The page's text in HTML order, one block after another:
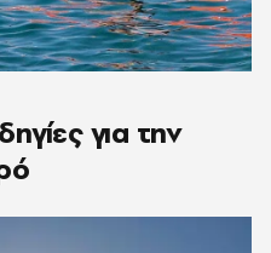
για την